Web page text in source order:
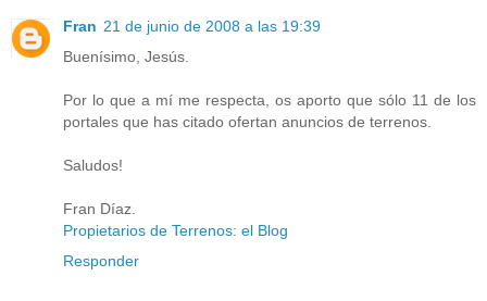
Fran 21 de junio de 2008 a las 19:39
Buenísimo, Jesús.
Por lo que a mí me respecta, os aporto que sólo 11 de los
portales que has citado ofertan anuncios de terrenos.
Saludos!
Fran Díaz.
Propietarios de Terrenos: el Blog
Responder